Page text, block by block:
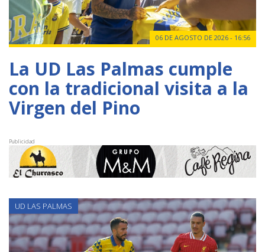
06 DE AGOSTO DE 2026 - 16:56
La UD Las Palmas cumple
con la tradicional visita a la
Virgen del Pino
Publicidad
UD LAS PALMAS